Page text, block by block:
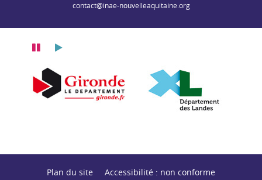
contact@inae-nouvelleaquitaine.org
PauseLecture
Nouvelle-AquitaineDépartement de la Gironde
Département des
Plan du site Accessibilité : non conforme